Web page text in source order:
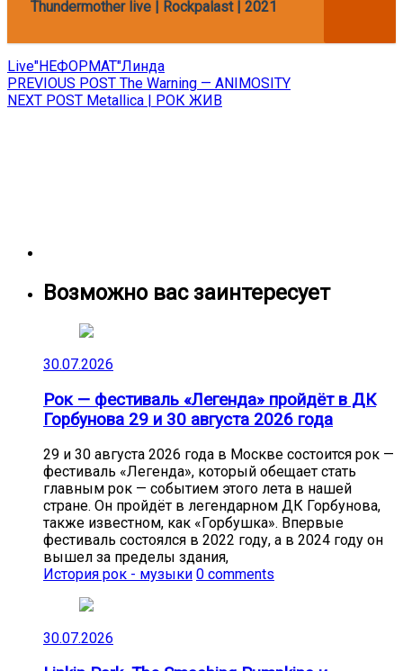
Thundermother live | Rockpalast | 2021
Live"НЕФОРМАТ"Линда
Навигация
по
PREVIOUS POST Previous
post:
The Warning — ANIMOSITY
NEXT POST Next
Metallica | РОК ЖИВ
Возможно вас заинтересует
30.07.2026
Рок — фестиваль «Легенда» пройдёт в ДК
Горбунова 29 и 30 августа 2026 года
29 и 30 августа 2026 года в Москве состоится рок —
фестиваль «Легенда», который обещает стать
главным рок — событием этого лета в нашей
стране. Он пройдёт в легендарном ДК Горбунова,
также известном, как «Горбушка». Впервые
фестиваль состоялся в 2022 году, а в 2024 году он
вышел за пределы здания,
История рок - музыки 0 comments
30.07.2026